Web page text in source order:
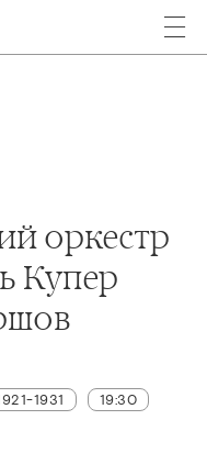
оркестр
Купер
1931 19:30